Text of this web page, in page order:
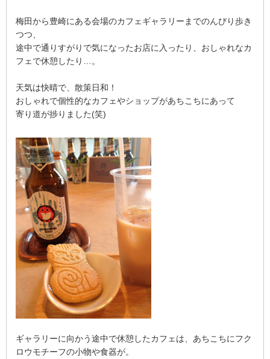
梅田から豊崎にある会場のカフェギャラリーまでのんびり歩き
つつ、
途中で通りすがりで気になったお店に入ったり、おしゃれなカ
フェで休憩したり…。
天気は快晴で、散策日和！
おしゃれで個性的なカフェやショップがあちこちにあって
寄り道が捗りました(笑)
ギャラリーに向かう途中で休憩したカフェは、あちこちにフク
ロウモチーフの小物や食器が。